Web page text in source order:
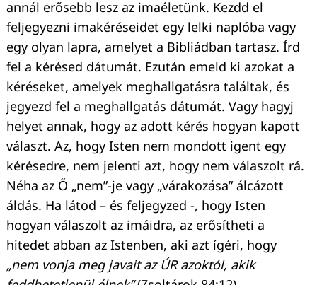
annál erősebb lesz az imaéletünk. Kezdd el
feljegyezni imakéréseidet egy lelki naplóba vagy
egy olyan lapra, amelyet a Bibliádban tartasz. Írd
fel a kérésed dátumát. Ezután emeld ki azokat a
kéréseket, amelyek meghallgatásra találtak, és
jegyezd fel a meghallgatás dátumát. Vagy hagyj
helyet annak, hogy az adott kérés hogyan kapott
választ. Az, hogy Isten nem mondott igent egy
kérésedre, nem jelenti azt, hogy nem válaszolt rá.
Néha az Ő „nem”-je vagy „várakozása” álcázott
áldás. Ha látod – és feljegyzed -, hogy Isten
hogyan válaszolt az imáidra, az erősítheti a
hitedet abban az Istenben, aki azt ígéri, hogy
„nem vonja meg javait az ÚR azoktól, akik